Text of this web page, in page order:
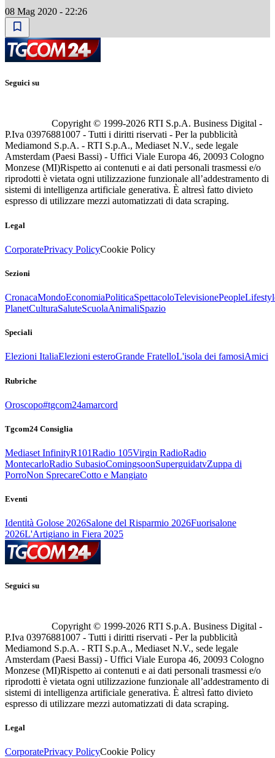
08 Mag 2020 - 22:26
Seguici su
Copyright © 1999-2026 RTI S.p.A. Business Digital -
P.Iva 03976881007 - Tutti i diritti riservati - Per la pubblicità
Mediamond S.p.A. - RTI S.p.A., Mediaset N.V., sede legale
Amsterdam (Paesi Bassi) - Uffici Viale Europa 46, 20093 Cologno
Monzese (MI)Rispetto ai contenuti e ai dati personali trasmessi e/o
riprodotti è vietata ogni utilizzazione funzionale all’addestramento di
sistemi di intelligenza artificiale generativa. È altresì fatto divieto
espresso di utilizzare mezzi automatizzati di data scraping.
Legal
CorporatePrivacy PolicyCookie Policy
Sezioni
CronacaMondoEconomiaPoliticaSpettacoloTelevisionePeople
PlanetCulturaSaluteScuolaAnimaliSpazio
Speciali
Elezioni ItaliaElezioni esteroGrande FratelloL'isola dei famosiAmici
Rubriche
Oroscopo#tgcom24amarcord
Tgcom24 Consiglia
Mediaset InfinityR101Radio 105Virgin RadioRadio
MontecarloRadio SubasioComingsoonSuperguidatvZuppa di
PorroNon SprecareCotto e Mangiato
Eventi
Identità Golose 2026Salone del Risparmio 2026Fuorisalone
2026L'Artigiano in Fiera 2025
Seguici su
Copyright © 1999-2026 RTI S.p.A. Business Digital -
P.Iva 03976881007 - Tutti i diritti riservati - Per la pubblicità
Mediamond S.p.A. - RTI S.p.A., Mediaset N.V., sede legale
Amsterdam (Paesi Bassi) - Uffici Viale Europa 46, 20093 Cologno
Monzese (MI)Rispetto ai contenuti e ai dati personali trasmessi e/o
riprodotti è vietata ogni utilizzazione funzionale all’addestramento di
sistemi di intelligenza artificiale generativa. È altresì fatto divieto
espresso di utilizzare mezzi automatizzati di data scraping.
Legal
CorporatePrivacy PolicyCookie Policy